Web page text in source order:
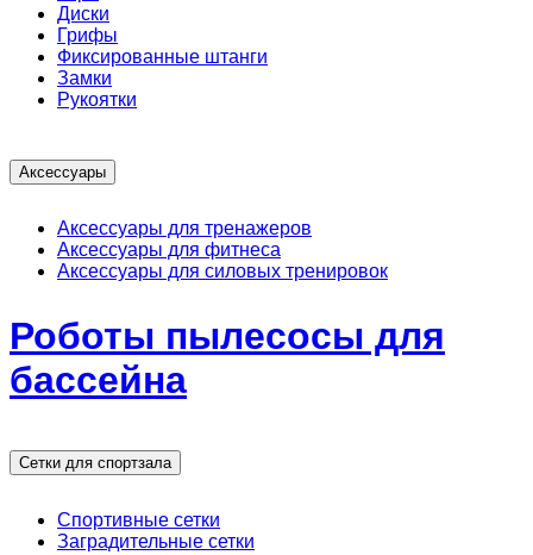
Диски
Грифы
Фиксированные штанги
Замки
Рукоятки
Аксессуары
Аксессуары для тренажеров
Аксессуары для фитнеса
Аксессуары для силовых тренировок
Роботы пылесосы для
бассейна
Сетки для спортзала
Спортивные сетки
Заградительные сетки